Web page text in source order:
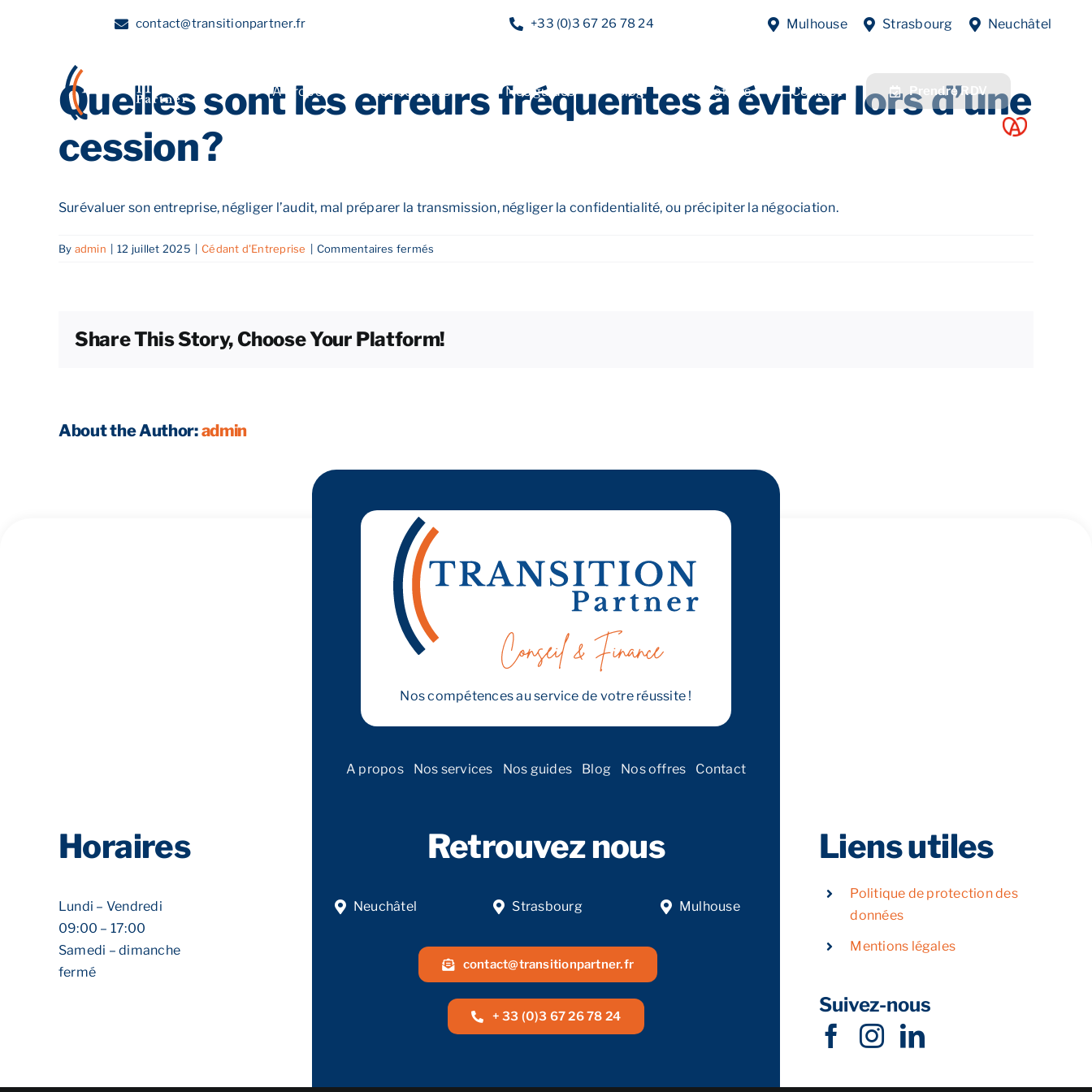
contact@transitionpartner.fr +33 (0)3 67 26 78 24 Mulhouse Strasbourg Neuchâtel
A propos Nos services Nos guides Blog Nos offres Contact Prendre RDV
Previous
Quelles sont les erreurs fréquentes à éviter lors d’une
cession ?
Surévaluer son entreprise, négliger l’audit, mal préparer la transmission, négliger la confidentialité, ou précipiter la négociation.
By admin 12 juillet 2025 Cédant d'Entreprise Commentaires fermés
fréquentes
Share This Story, Choose Your Platform!
About the Author:admin
Nos compétences au service de votre réussite !
A propos Nos services Nos guides Blog Nos offres Contact
Horaires
Lundi – Vendredi
09:00 – 17:00
Samedi – dimanche
fermé
Retrouvez nous
Neuchâtel Strasbourg Mulhouse
contact@transitionpartner.fr
+ 33 (0)3 67 26 78 24
Liens utiles
Politique de protection des
données
Mentions légales
Suivez-nous